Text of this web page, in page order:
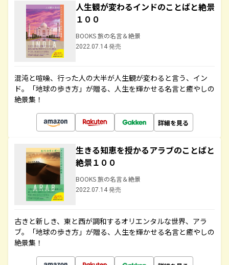
人生観が変わるインドのことばと絶景
１００
BOOKS 旅の名言＆絶景
2022.07.14 発売
混沌と喧噪、行った人の大半が人生観が変わると言う、イン
ド。「地球の歩き方」が贈る、人生を輝かせる名言と癒やしの
絶景集！
詳細を見る
生きる知恵を授かるアラブのことばと
絶景１００
BOOKS 旅の名言＆絶景
2022.07.14 発売
古きと新しき、東と西が調和するオリエンタルな世界、アラ
ブ。「地球の歩き方」が贈る、人生を輝かせる名言と癒やしの
絶景集！